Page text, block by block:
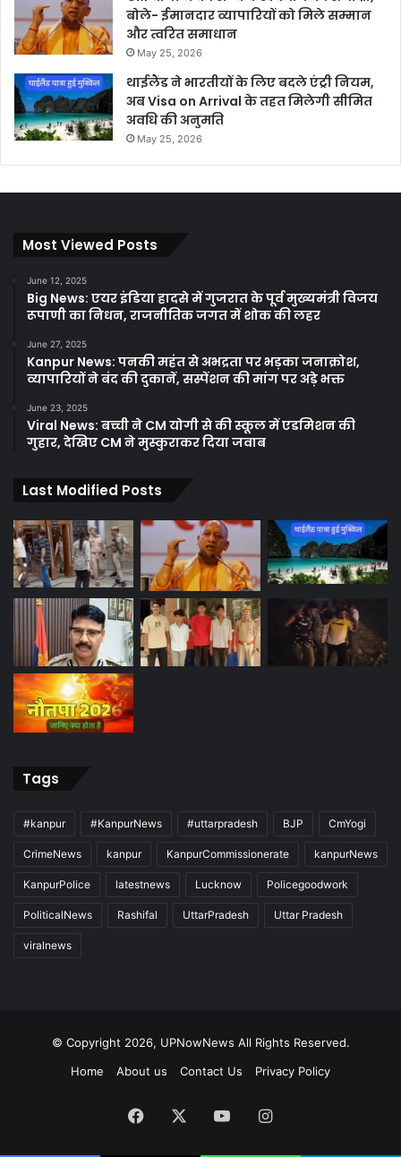
बोले- ईमानदार व्यापारियों को मिले सम्मान
और त्वरित समाधान
May 25, 2026
थाईलैंड ने भारतीयों के लिए बदले एंट्री नियम,
अब Visa on Arrival के तहत मिलेगी सीमित
अवधि की अनुमति
May 25, 2026
Most Viewed Posts
June 12, 2025
Big News: एयर इंडिया हादसे में गुजरात के पूर्व मुख्यमंत्री विजय
रूपाणी का निधन, राजनीतिक जगत में शोक की लहर
June 27, 2025
Kanpur News: पनकी महंत से अभद्रता पर भड़का जनाक्रोश,
व्यापारियों ने बंद की दुकानें, सस्पेंशन की मांग पर अड़े भक्त
June 23, 2025
Viral News: बच्ची ने CM योगी से की स्कूल में एडमिशन की
गुहार, देखिए CM ने मुस्कुराकर दिया जवाब
Last Modified Posts
Tags
#kanpur #KanpurNews #uttarpradesh BJP CmYogi
CrimeNews kanpur KanpurCommissionerate kanpurNews
KanpurPolice latestnews Lucknow Policegoodwork
PoliticalNews Rashifal UttarPradesh Uttar Pradesh
viralnews
© Copyright 2026, UPNowNews All Rights Reserved.
Home
About us Contact Us Privacy Policy
Facebook YouTubeInstagram